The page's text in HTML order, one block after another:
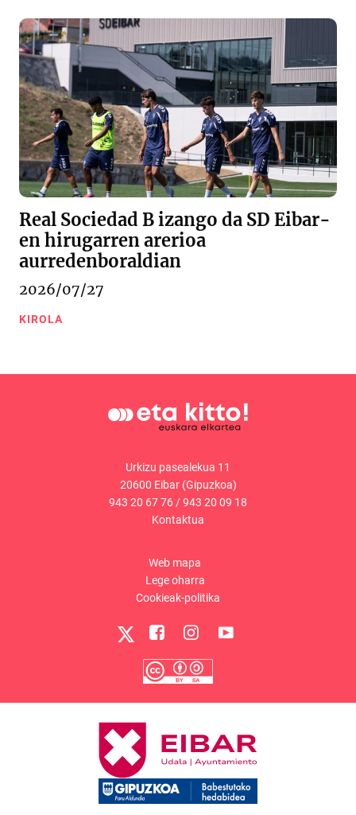
Real Sociedad B izango da SD Eibar-
en hirugarren arerioa
aurredenboraldian
2026/07/27
KIROLA
Urkizu pasealekua 11
20600 Eibar (Gipuzkoa)
943 20 67 76/943 20 09 18
Kontaktua
Web mapa
Lege oharra
Cookieak-politika